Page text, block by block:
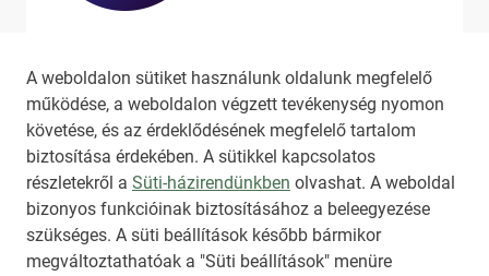
A weboldalon sütiket használunk oldalunk megfelelő
működése, a weboldalon végzett tevékenység nyomon
követése, és az érdeklődésének megfelelő tartalom
biztosítása érdekében. A sütikkel kapcsolatos
részletekről a Süti-házirendünkben olvashat. A weboldal
bizonyos funkcióinak biztosításához a beleegyezése
szükséges. A süti beállítások később bármikor
megváltoztathatóak a "Süti beállítások" menüre
látni, látogassa meg ahirado.hu
oldalát!
HIRADO.HU MEDIAKLIKK.HU
M4SPORT.HU NEMZETISPORT.HU